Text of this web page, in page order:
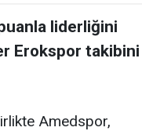
liderliğini
Erokspor takibini
Amedspor,